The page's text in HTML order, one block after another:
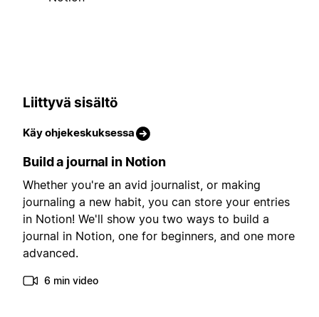
Liittyvä sisältö
Käy ohjekeskuksessa
Build a journal in Notion
Whether you're an avid journalist, or making
journaling a new habit, you can store your entries
in Notion! We'll show you two ways to build a
journal in Notion, one for beginners, and one more
advanced.
6 min video